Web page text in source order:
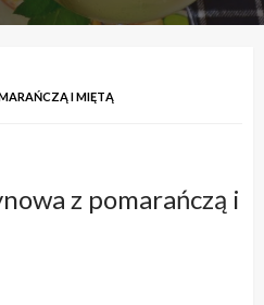
I MIĘTĄ
z pomarańczą i